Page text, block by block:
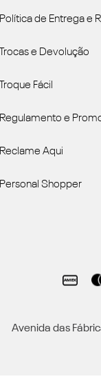
Política de Entrega e
Trocas e Devolução
Troque Fácil
Regulamento e
Reclame Aqui
Personal Shopper
Avenida das